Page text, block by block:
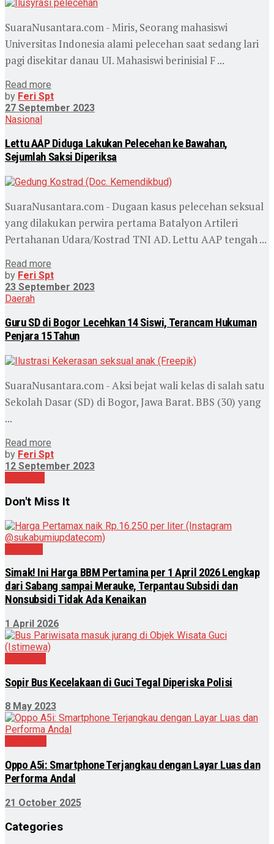
SuaraNusantara.com - Miris, Seorang mahasiswi
Universitas Indonesia alami pelecehan saat sedang lari
pagi disekitar danau UI. Mahasiswi berinisial F ...
Read more
by Feri Spt
27 September 2023
Nasional
Lettu AAP Diduga Lakukan Pelecehan ke Bawahan,
Sejumlah Saksi Diperiksa
SuaraNusantara.com - Dugaan kasus pelecehan seksual
yang dilakukan perwira pertama Batalyon Artileri
Pertahanan Udara/Kostrad TNI AD. Lettu AAP tengah ...
Read more
by Feri Spt
23 September 2023
Daerah
Guru SD di Bogor Lecehkan 14 Siswi, Terancam Hukuman
Penjara 15 Tahun
SuaraNusantara.com - Aksi bejat wali kelas di salah satu
Sekolah Dasar (SD) di Bogor, Jawa Barat. BBS (30) yang
...
Read more
by Feri Spt
12 September 2023
Don't Miss It
Simak! Ini Harga BBM Pertamina per 1 April 2026 Lengkap
dari Sabang sampai Merauke, Terpantau Subsidi dan
Nonsubsidi Tidak Ada Kenaikan
1 April 2026
Sopir Bus Kecelakaan di Guci Tegal Diperiska Polisi
8 May 2023
Oppo A5i: Smartphone Terjangkau dengan Layar Luas dan
Performa Andal
21 October 2025
Categories